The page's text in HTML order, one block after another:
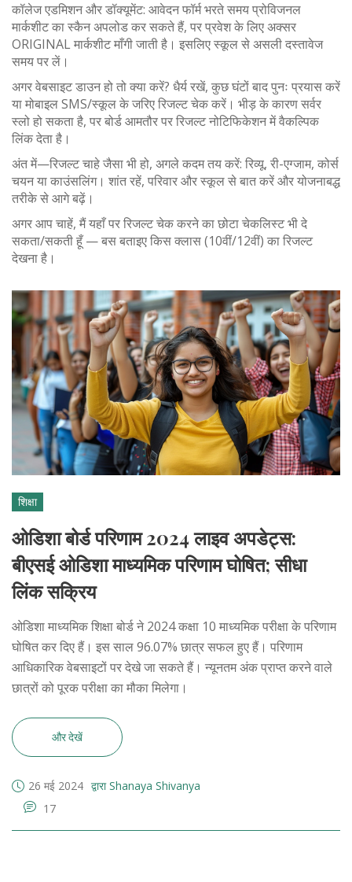
कॉलेज एडमिशन और डॉक्यूमेंट: आवेदन फॉर्म भरते समय प्रोविजनल
मार्कशीट का स्कैन अपलोड कर सकते हैं, पर प्रवेश के लिए अक्सर
ORIGINAL मार्कशीट माँगी जाती है। इसलिए स्कूल से असली दस्तावेज
समय पर लें।
अगर वेबसाइट डाउन हो तो क्या करें? धैर्य रखें, कुछ घंटों बाद पुनः प्रयास करें
या मोबाइल SMS/स्कूल के जरिए रिजल्ट चेक करें। भीड़ के कारण सर्वर
स्लो हो सकता है, पर बोर्ड आमतौर पर रिजल्ट नोटिफिकेशन में वैकल्पिक
लिंक देता है।
अंत में—रिजल्ट चाहे जैसा भी हो, अगले कदम तय करें: रिव्यू, री-एग्जाम, कोर्स
चयन या काउंसलिंग। शांत रहें, परिवार और स्कूल से बात करें और योजनाबद्ध
तरीके से आगे बढ़ें।
अगर आप चाहें, मैं यहाँ पर रिजल्ट चेक करने का छोटा चेकलिस्ट भी दे
सकता/सकती हूँ — बस बताइए किस क्लास (10वीं/12वीं) का रिजल्ट
देखना है।
शिक्षा
ओडिशा बोर्ड परिणाम 2024 लाइव अपडेट्स:
बीएसई ओडिशा माध्यमिक परिणाम घोषित; सीधा
लिंक सक्रिय
ओडिशा माध्यमिक शिक्षा बोर्ड ने 2024 कक्षा 10 माध्यमिक परीक्षा के परिणाम
घोषित कर दिए हैं। इस साल 96.07% छात्र सफल हुए हैं। परिणाम
आधिकारिक वेबसाइटों पर देखे जा सकते हैं। न्यूनतम अंक प्राप्त करने वाले
छात्रों को पूरक परीक्षा का मौका मिलेगा।
और देखें
26 मई 2024 द्वारा Shanaya Shivanya
17